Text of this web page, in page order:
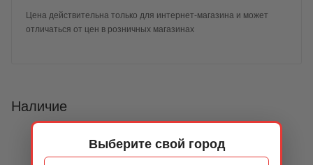
Выберите свой город
Цена действительна только для интернет-магазина и может
отличаться от цен в розничных магазинах
Наличие